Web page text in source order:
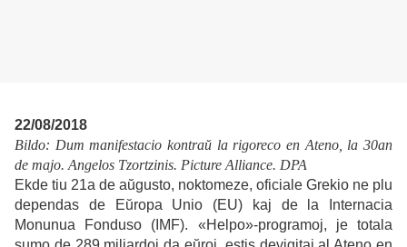
22/08/2018
Bildo: Dum manifestacio kontraŭ la rigoreco en Ateno, la 30an
de majo. Angelos Tzortzinis. Picture Alliance. DPA
Ekde tiu 21a de aŭgusto, noktomeze, oficiale Grekio ne plu
dependas de Eŭropa Unio (EU) kaj de la Internacia
Monunua Fonduso (IMF). «Helpo»-programoj, je totala